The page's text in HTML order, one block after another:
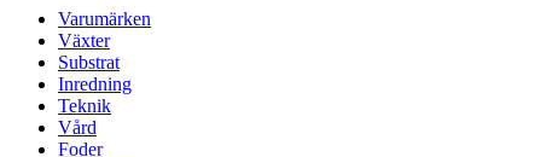
Varumärken
Växter
Substrat
Inredning
Teknik
Vård
Foder